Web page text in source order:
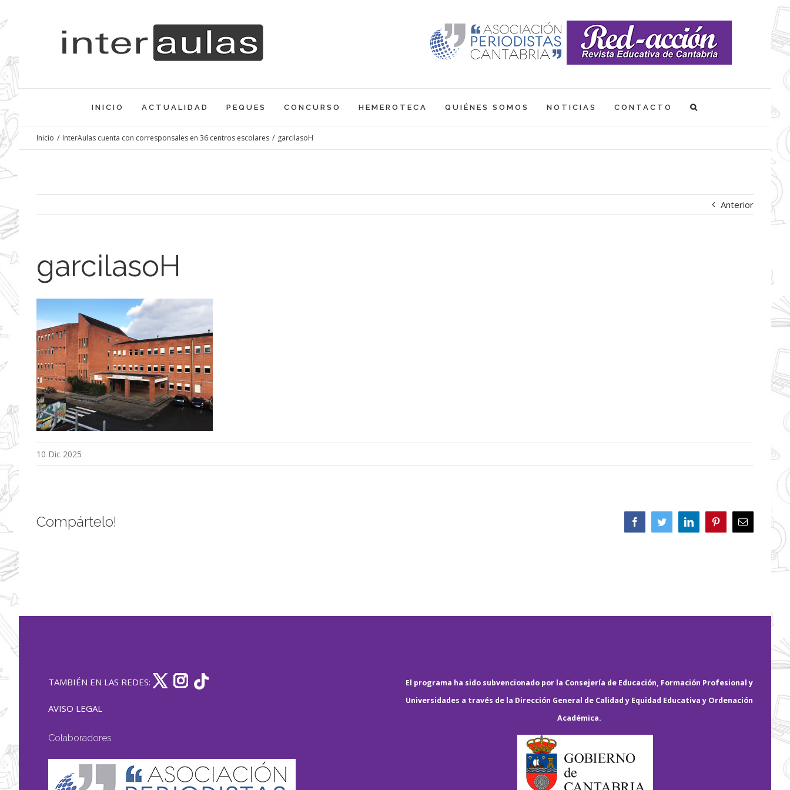
al
INICIO ACTUALIDAD PEQUES CONCURSO HEMEROTECA QUIÉNES SOMOS NOTICIAS CONTACTO
Inicio / InterAulas cuenta con corresponsales en 36 centros escolares / garcilasoH
Anterior
garcilasoH
10 Dic 2025
Compártelo! FacebookTwitterLinkedIn PinterestCorreo
electrónico
TAMBIÉN EN LAS REDES:
AVISO LEGAL
Colaboradores
El programa ha sido subvencionado por la Consejería de Educación, Formación Profesional y
Universidades a través de la Dirección General de Calidad y Equidad Educativa y Ordenación
Académica.